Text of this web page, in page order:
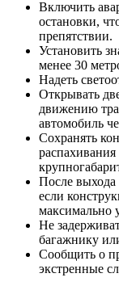
Включить
остановки,
препятствии.
Установить
менее 30
Надеть
Открывать
движению
автомобиль
Сохранять
После выхода
если
максимально
Не
багажнику
Сообщить о
экстренные